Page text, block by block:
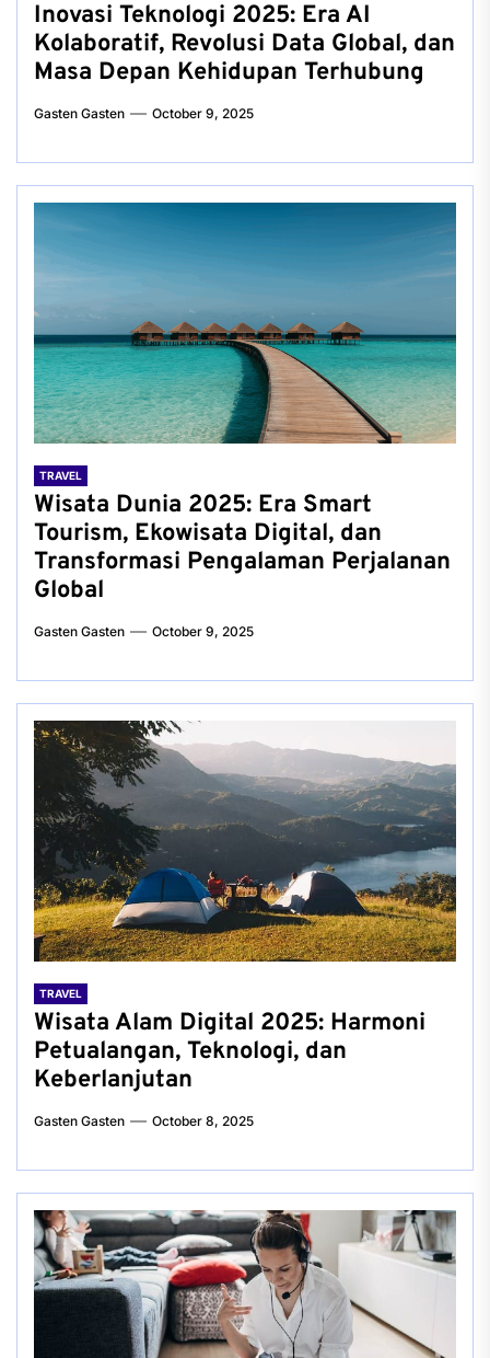
Inovasi Teknologi 2025: Era AI
Kolaboratif, Revolusi Data Global, dan
Masa Depan Kehidupan Terhubung
Gasten Gasten October 9, 2025
TRAVEL
Wisata Dunia 2025: Era Smart
Tourism, Ekowisata Digital, dan
Transformasi Pengalaman Perjalanan
Global
Gasten Gasten October 9, 2025
TRAVEL
Wisata Alam Digital 2025: Harmoni
Petualangan, Teknologi, dan
Keberlanjutan
Gasten Gasten October 8, 2025